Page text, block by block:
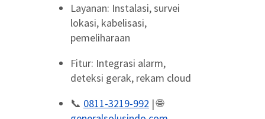
Layanan: Instalasi, survei
lokasi, kabelisasi,
pemeliharaan
Fitur: Integrasi alarm,
deteksi gerak, rekam cloud
📞 0811-3219-992 | 🌐